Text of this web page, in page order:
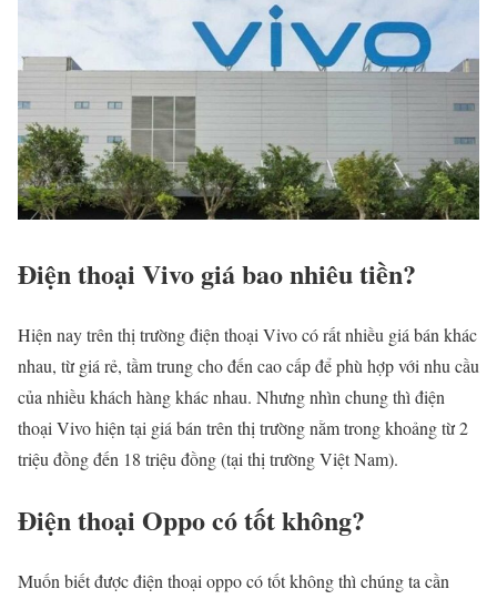
Điện thoại Vivo giá bao nhiêu tiền?
Hiện nay trên thị trường điện thoại Vivo có rất nhiều giá bán khác
nhau, từ giá rẻ, tầm trung cho đến cao cấp để phù hợp với nhu cầu
của nhiều khách hàng khác nhau. Nhưng nhìn chung thì điện
thoại Vivo hiện tại giá bán trên thị trường nằm trong khoảng từ 2
triệu đồng đến 18 triệu đồng (tại thị trường Việt Nam).
Điện thoại Oppo có tốt không?
Muốn biết được điện thoại oppo có tốt không thì chúng ta cần